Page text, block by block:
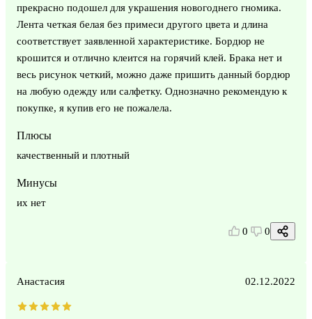
прекрасно подошел для украшения новогоднего гномика.
Лента четкая белая без примеси другого цвета и длина
соответствует заявленной характеристике. Бордюр не
крошится и отлично клеится на горячий клей. Брака нет и
весь рисунок четкий, можно даже пришить данный бордюр
на любую одежду или салфетку. Однозначно рекомендую к
покупке, я купив его не пожалела.
Плюсы
качественный и плотный
Минусы
их нет
0 0
Анастасия 02.12.2022